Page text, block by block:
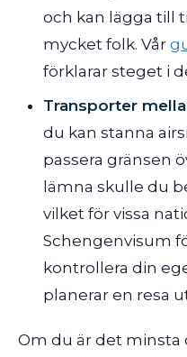
och kan lägga till
mycket folk. Vår
förklarar steget i
Transporter
du kan stanna
passera gränsen
lämna skulle du
vilket för vissa
Schengenvisum
kontrollera din
planerar en resa
Om du är det minsta